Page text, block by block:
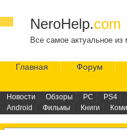
NeroHelp.com
Все самое актуальное
Главная Форум
Новости Обзоры PC PS4
Android
Фильмы Книги